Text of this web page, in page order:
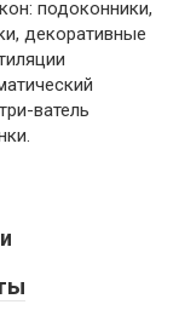
подоконники,
декоративные
ватель